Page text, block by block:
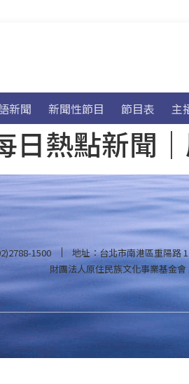
新聞 新聞性節目 節目表 主
日熱點新聞
1500
地址：台北市南港區重陽路
財團法人原住民族文化事業基金